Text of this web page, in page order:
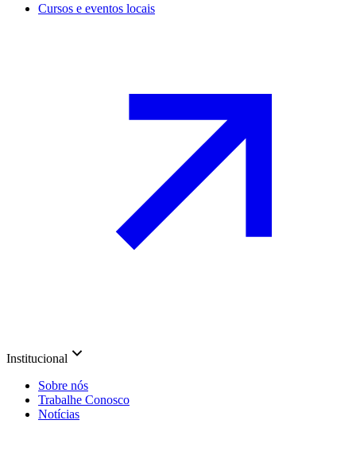
Cursos e eventos locais
Institucional
Sobre nós
Trabalhe Conosco
Notícias